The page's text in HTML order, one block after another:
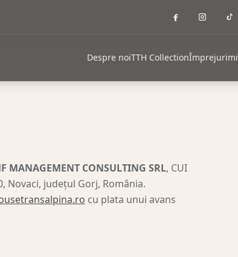
Despre noiTTH CollectionÎmprejurimi
MANAGEMENT CONSULTING SRL, CUI
Novaci, județul Gorj, România.
cu plata unui avans